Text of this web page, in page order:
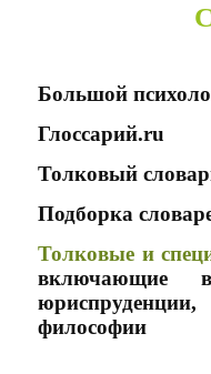
Большой
Глоссарий.ru
Толковый
Подборка
Толковые и
включающие
философии